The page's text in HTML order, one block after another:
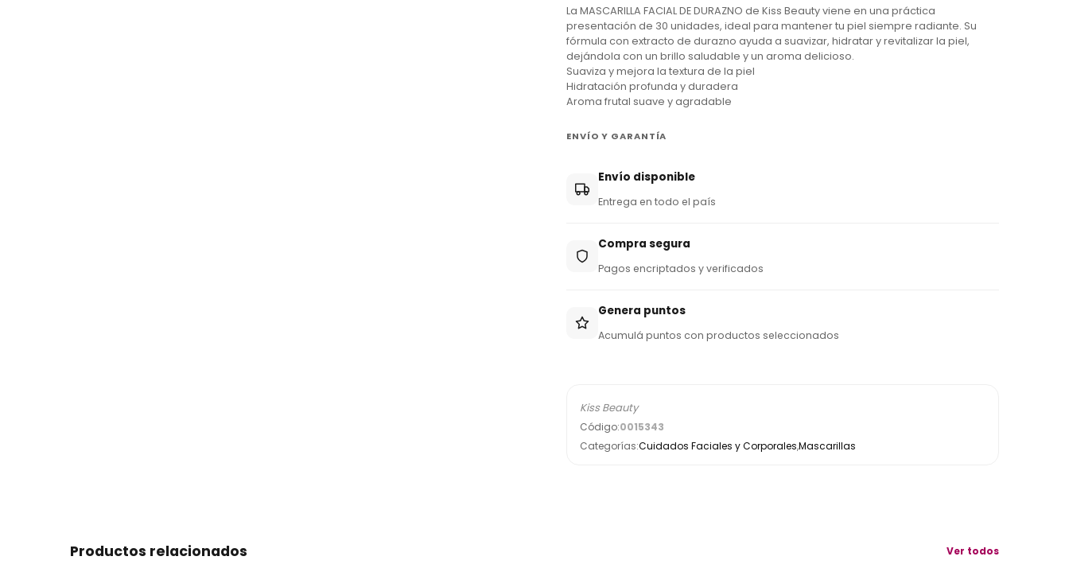
y
+
5
9
5
La MASCARILLA FACIAL DE DURAZNO de Kiss Beauty viene en una práctica
presentación de 30 unidades, ideal para mantener tu piel siempre radiante. Su
fórmula con extracto de durazno ayuda a suavizar, hidratar y revitalizar la piel,
dejándola con un brillo saludable y un aroma delicioso.
Suaviza y mejora la textura de la piel
Hidratación profunda y duradera
Aroma frutal suave y agradable
ENVÍO Y GARANTÍA
Envío disponible
Entrega en todo el país
Compra segura
Pagos encriptados y verificados
Genera puntos
Acumulá puntos con productos seleccionados
Kiss Beauty
Código:0015343
Categorías:Cuidados Faciales y Corporales,Mascarillas
Productos relacionados Ver todos